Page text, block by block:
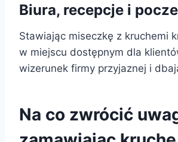
Biura, recepcje i
Stawiając miseczkę z kruchemi
w miejscu dostępnym dla
wizerunek firmy przyjaznej i
Na co zwrócić